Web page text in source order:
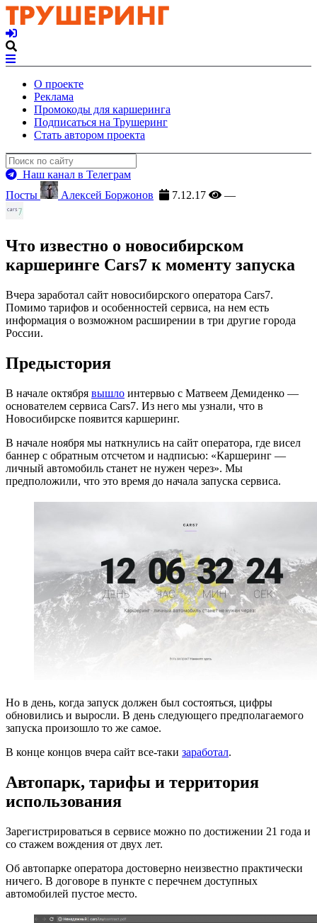
О проекте
Реклама
Промокоды для каршеринга
Подписаться на Трушеринг
Стать автором проекта
Наш канал в Телеграм
Посты
Алексей Боржонов 7.12.17 —
Что известно о новосибирском
каршеринге Cars7 к моменту запуска
Вчера заработал сайт новосибирского оператора Cars7.
Помимо тарифов и особенностей сервиса, на нем есть
информация о возможном расширении в три другие города
России.
Предыстория
В начале октября вышло интервью с Матвеем Демиденко —
основателем сервиса Cars7. Из него мы узнали, что в
Новосибирске появится каршеринг.
В начале ноября мы наткнулись на сайт оператора, где висел
баннер с обратным отсчетом и надписью: «Каршеринг —
личный автомобиль станет не нужен через». Мы
предположили, что это время до начала запуска сервиса.
Но в день, когда запуск должен был состояться, цифры
обновились и выросли. В день следующего предполагаемого
запуска произошло то же самое.
В конце концов вчера сайт все-таки заработал.
Автопарк, тарифы и территория
использования
Зарегистрироваться в сервисе можно по достижении 21 года и
со стажем вождения от двух лет.
Об автопарке оператора достоверно неизвестно практически
ничего. В договоре в пункте с перечнем доступных
автомобилей пустое место.